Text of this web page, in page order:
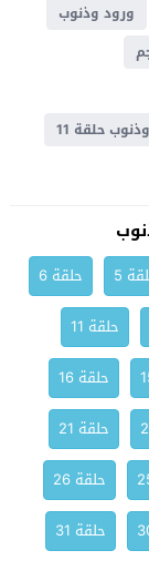
ورود وذنوب
حلقة 11
5
حلقة 6
حلقة 11
حلقة 16
حلقة 21
حلقة 26
حلقة 31